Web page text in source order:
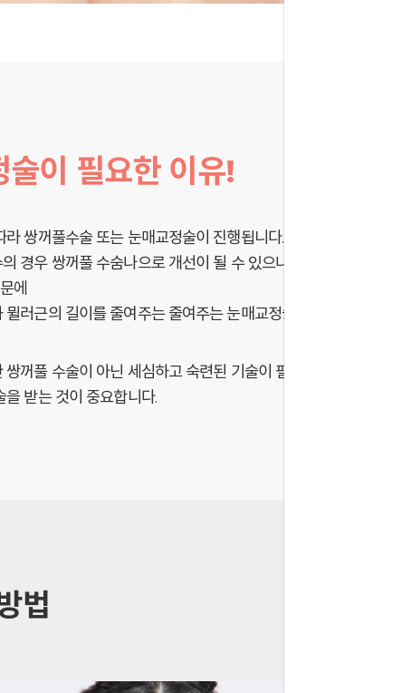
술이 필요한 이유!
라 쌍꺼풀수술 또는 눈매교정술이 진행됩니다.
경우 쌍꺼풀 수숨나으로 개선이 될 수 있으나 심한 경우는 오히
에
뮐러근의 길이를 줄여주는 줄여주는 눈매교정술이 필요하게 됩니
쌍꺼풀 수술이 아닌 세심하고 숙련된 기술이 필요한 만큼 경험이
을 받는 것이 중요합니다.
법